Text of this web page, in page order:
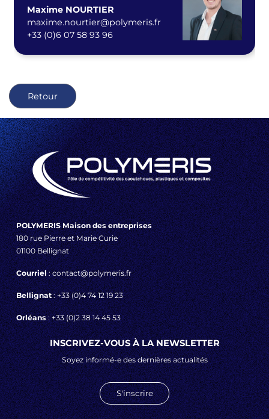
Maxime NOURTIER
maxime.nourtier@polymeris.fr
+33 (0)6 07 58 93 96
Retour
POLYMERIS Maison des entreprises
180 rue Pierre et Marie Curie
01100 Bellignat
Courriel: contact@polymeris.fr
Bellignat: +33 (0)4 74 12 19 23
Orléans: +33 (0)2 38 14 45 53
INSCRIVEZ-VOUS À LA NEWSLETTER
Soyez informé-e des dernières actualités
S'inscrire